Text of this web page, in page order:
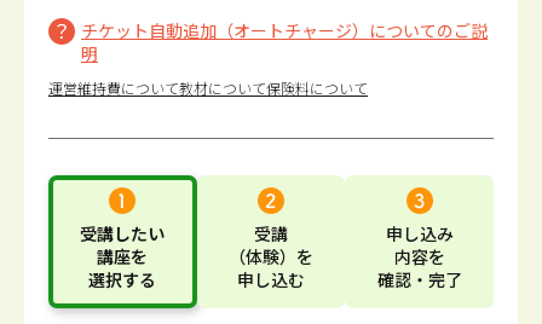
チケット自動追加（オートチャージ）についてのご説
明
運営維持費について教材について保険料について
受講したい
講座を
選択する
受講
（体験） を
申し込む
申し込み
内容を
確認・完了